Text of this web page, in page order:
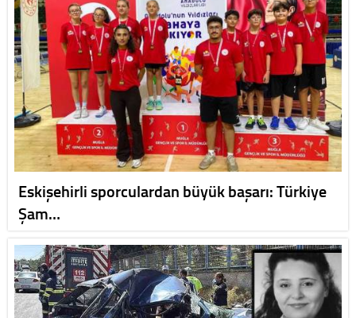
Eskişehirli sporculardan büyük başarı: Türkiye
Şam…